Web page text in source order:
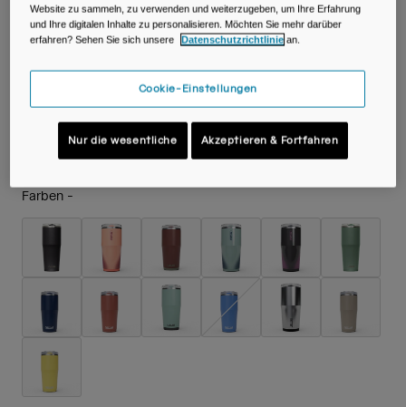
Thrive™ 600 Milliliter Tumbler, isolierter
Edelstahl
34,99 €-39,99 €
Farben -
Website zu sammeln, zu verwenden und weiterzugeben, um Ihre Erfahrung
und Ihre digitalen Inhalte zu personalisieren. Möchten Sie mehr darüber
erfahren? Sehen Sie sich unsere
Datenschutzrichtlinie an.
Cookie-Einstellungen
Nur die wesentliche Akzeptieren & Fortfahren